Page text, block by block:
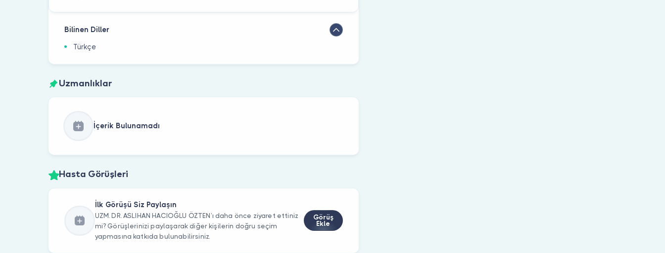
Bilinen Diller
Türkçe
Uzmanlıklar
İçerik Bulunamadı
Hasta Görüşleri
İlk Görüşü Siz Paylaşın
UZM. DR. ASLIHAN HACIOĞLU ÖZTEN’ı daha önce ziyaret ettiniz
mi? Görüşlerinizi paylaşarak diğer kişilerin doğru seçim
yapmasına katkıda bulunabilirsiniz.
Görüş
Ekle